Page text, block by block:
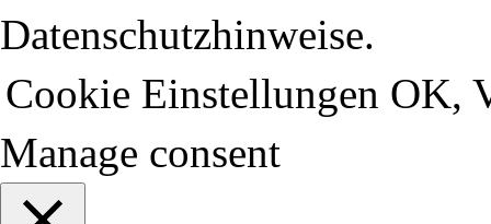
Datenschutzhinweise.
Cookie Einstellungen OK,
Manage consent